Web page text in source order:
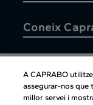
Coneix
A CAPRABO
assegurar-nos
millor servei i